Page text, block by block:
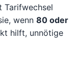
Tarifwechsel
wenn 80 oder
hilft, unnötige